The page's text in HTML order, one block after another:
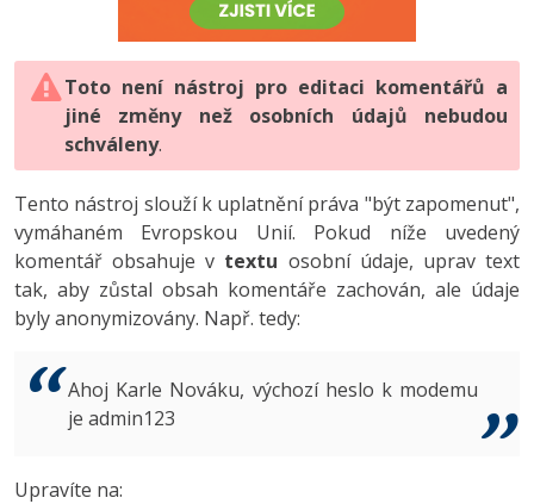
HTML5, CSS3, Bootstrap, SEO
SQL a databáze
Testování a verzování
UML a návrhové vzory
React
Spring
ASP.NET MVC
Best practices
PHP
JavaScript
Python
HTML / CSS
UML a návrhové vzory
MySQL/MariaDB
MS-SQL
Vývojář mobilních aplikací
C# Game developer
Tester
Systémový administrátor
3D grafik
-80%
JavaScript -80%
PHP -80%
Swift -80%
Kotlin -80%
VB.NET
Digitální gramotnost
Marketing
WordPress
SEO
UX
Business
Copywriting
Photoshop -80%
Adobe Illustrator -80%
Adobe Lightroom
Adobe XD
Adobe InDesign -25%
Adobe After Effects
Inkscape
Toto není nástroj pro editaci komentářů a
jiné změny než osobních údajů nebudou
schváleny.
Tento nástroj slouží k uplatnění práva "být zapomenut",
vymáhaném Evropskou Unií. Pokud níže uvedený
komentář obsahuje v textu osobní údaje, uprav text
tak, aby zůstal obsah komentáře zachován, ale údaje
byly anonymizovány. Např. tedy:
Ahoj Karle Nováku, výchozí heslo k modemu
je admin123
Upravíte na: